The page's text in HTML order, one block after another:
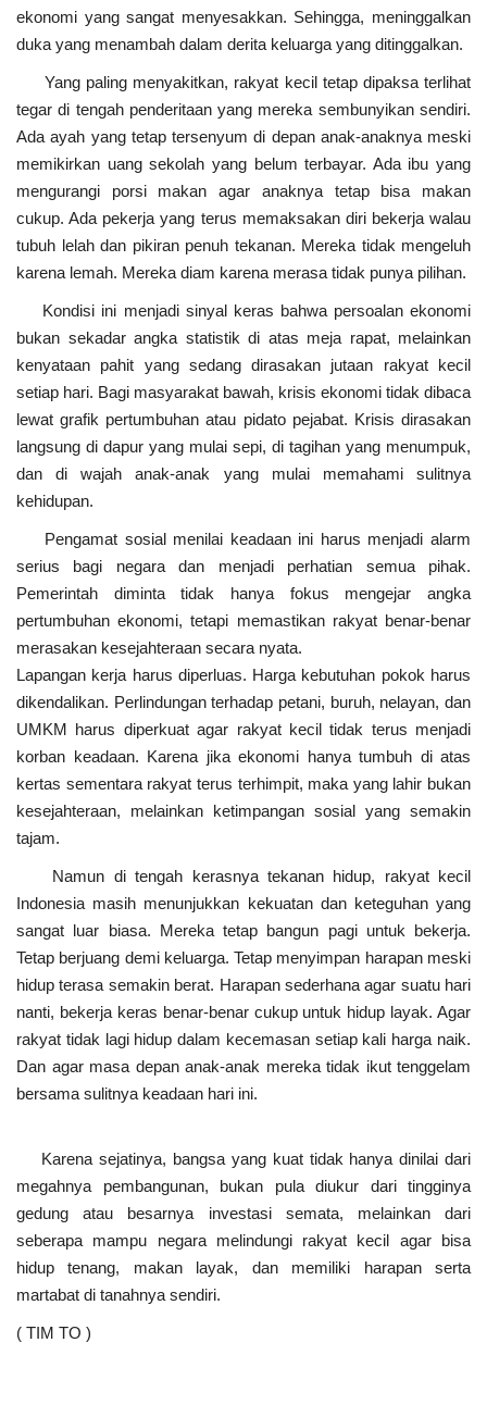
ekonomi yang sangat menyesakkan. Sehingga, meninggalkan
duka yang menambah dalam derita keluarga yang ditinggalkan.
Yang paling menyakitkan, rakyat kecil tetap dipaksa terlihat
tegar di tengah penderitaan yang mereka sembunyikan sendiri.
Ada ayah yang tetap tersenyum di depan anak-anaknya meski
memikirkan uang sekolah yang belum terbayar. Ada ibu yang
mengurangi porsi makan agar anaknya tetap bisa makan
cukup. Ada pekerja yang terus memaksakan diri bekerja walau
tubuh lelah dan pikiran penuh tekanan. Mereka tidak mengeluh
karena lemah. Mereka diam karena merasa tidak punya pilihan.
Kondisi ini menjadi sinyal keras bahwa persoalan ekonomi
bukan sekadar angka statistik di atas meja rapat, melainkan
kenyataan pahit yang sedang dirasakan jutaan rakyat kecil
setiap hari. Bagi masyarakat bawah, krisis ekonomi tidak dibaca
lewat grafik pertumbuhan atau pidato pejabat. Krisis dirasakan
langsung di dapur yang mulai sepi, di tagihan yang menumpuk,
dan di wajah anak-anak yang mulai memahami sulitnya
kehidupan.
Pengamat sosial menilai keadaan ini harus menjadi alarm
serius bagi negara dan menjadi perhatian semua pihak.
Pemerintah diminta tidak hanya fokus mengejar angka
pertumbuhan ekonomi, tetapi memastikan rakyat benar-benar
merasakan kesejahteraan secara nyata.
Lapangan kerja harus diperluas. Harga kebutuhan pokok harus
dikendalikan. Perlindungan terhadap petani, buruh, nelayan, dan
UMKM harus diperkuat agar rakyat kecil tidak terus menjadi
korban keadaan. Karena jika ekonomi hanya tumbuh di atas
kertas sementara rakyat terus terhimpit, maka yang lahir bukan
kesejahteraan, melainkan ketimpangan sosial yang semakin
tajam.
Namun di tengah kerasnya tekanan hidup, rakyat kecil
Indonesia masih menunjukkan kekuatan dan keteguhan yang
sangat luar biasa. Mereka tetap bangun pagi untuk bekerja.
Tetap berjuang demi keluarga. Tetap menyimpan harapan meski
hidup terasa semakin berat. Harapan sederhana agar suatu hari
nanti, bekerja keras benar-benar cukup untuk hidup layak. Agar
rakyat tidak lagi hidup dalam kecemasan setiap kali harga naik.
Dan agar masa depan anak-anak mereka tidak ikut tenggelam
bersama sulitnya keadaan hari ini.
Karena sejatinya, bangsa yang kuat tidak hanya dinilai dari
megahnya pembangunan, bukan pula diukur dari tingginya
gedung atau besarnya investasi semata, melainkan dari
seberapa mampu negara melindungi rakyat kecil agar bisa
hidup tenang, makan layak, dan memiliki harapan serta
martabat di tanahnya sendiri.
( TIM TO )